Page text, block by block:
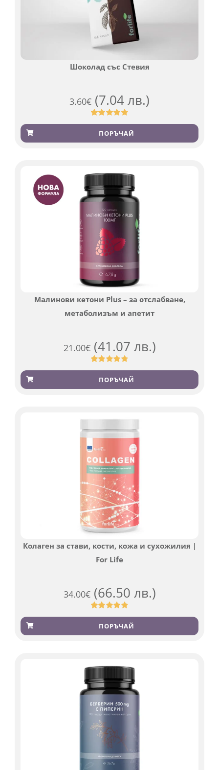
Шоколад със Стевия
3.60€ (7.04 лв.)
Оценен
4.79 от 5,
базирано
185
ПОРЪЧАЙ
Малинови кетони Plus – за отслабване,
метаболизъм и апетит
21.00€ (41.07 лв.)
Оценен
4.76 от 5,
базирано
819
ПОРЪЧАЙ
Колаген за стави, кости, кожа и сухожилия |
For Life
34.00€ (66.50 лв.)
Оценен
4.83 от 5,
базирано
923
ПОРЪЧАЙ